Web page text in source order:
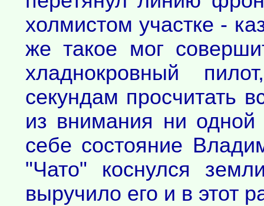
холмистом участке -
же такое мог
хладнокровный
секундам просчитать
из внимания ни
себе состояние
"Чато" коснулся
выручило его и в этот